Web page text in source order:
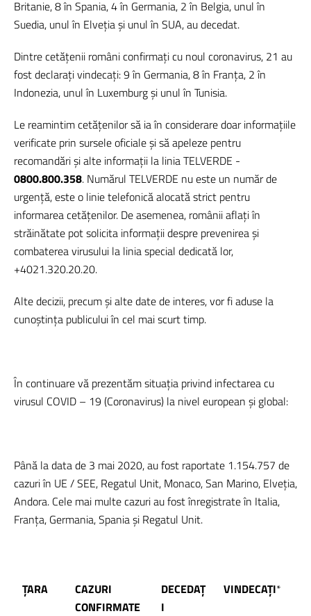
Britanie, 8 în Spania, 4 în Germania, 2 în Belgia, unul în
Suedia, unul în Elveția și unul în SUA, au decedat.
Dintre cetățenii români confirmați cu noul coronavirus, 21 au
fost declarați vindecați: 9 în Germania, 8 în Franța, 2 în
Indonezia, unul în Luxemburg și unul în Tunisia.
Le reamintim cetățenilor să ia în considerare doar informațiile
verificate prin sursele oficiale și să apeleze pentru
recomandări și alte informații la linia TELVERDE -
0800.800.358. Numărul TELVERDE nu este un număr de
urgență, este o linie telefonică alocată strict pentru
informarea cetățenilor. De asemenea, românii aflați în
străinătate pot solicita informații despre prevenirea și
combaterea virusului la linia special dedicată lor,
+4021.320.20.20.
Alte decizii, precum și alte date de interes, vor fi aduse la
cunoștința publicului în cel mai scurt timp.
În continuare vă prezentăm situația privind infectarea cu
virusul COVID – 19 (Coronavirus) la nivel european și global:
Până la data de 3 mai 2020, au fost raportate 1.154.757 de
cazuri în UE / SEE, Regatul Unit, Monaco, San Marino, Elveția,
Andora. Cele mai multe cazuri au fost înregistrate în Italia,
Franţa, Germania, Spania și Regatul Unit.
ŢARA
CAZURI
CONFIRMATE
DECEDAȚ
I
VINDECAŢI*